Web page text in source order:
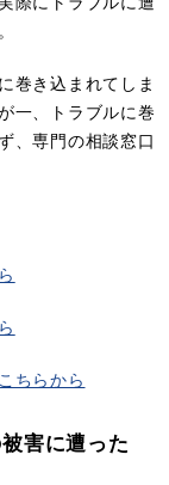
巻き込まれてしま
一、トラブルに巻
、専門の相談窓口
ちらから
害に遭った